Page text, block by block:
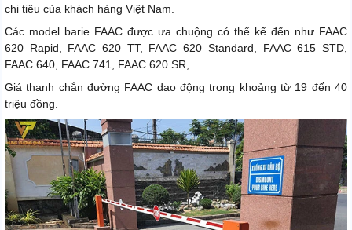
chi tiêu của khách hàng Việt Nam.
Các model barie FAAC được ưa chuộng có thể kể đến như FAAC
620 Rapid, FAAC 620 TT, FAAC 620 Standard, FAAC 615 STD,
FAAC 640, FAAC 741, FAAC 620 SR,...
Giá thanh chắn đường FAAC dao động trong khoảng từ 19 đến 40
triệu đồng.